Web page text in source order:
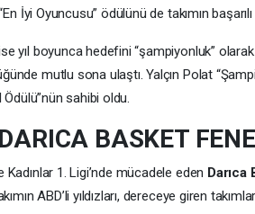
İyi Oyuncusu” ödülünü de takımın
yıl boyunca hedefini “şampiyonluk”
mutlu sona ulaştı. Yalçın Polat
Ödülü”nün sahibi oldu.
BASKET
1. Ligi’nde mücadele eden Darıca
ABD’li yıldızları, dereceye giren